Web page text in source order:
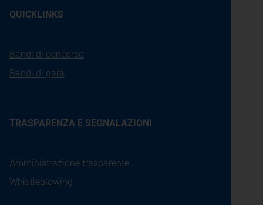
QUICKLINKS
Bandi di concorso
Bandi di gara
TRASPARENZA E SEGNALAZIONI
Amministrazione trasparente
Whistleblowing